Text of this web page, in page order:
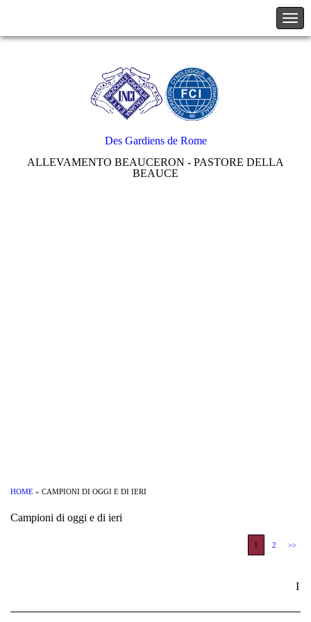
Des Gardiens de Rome
ALLEVAMENTO BEAUCERON - PASTORE DELLA
BEAUCE
HOME » CAMPIONI DI OGGI E DI IERI
Campioni di oggi e di ieri
1 2 >>
I